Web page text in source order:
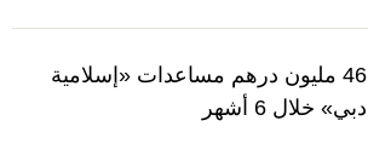
46 مليون درهم مساعدات «إسلامية
دبي»‬ خلال 6 أشهر